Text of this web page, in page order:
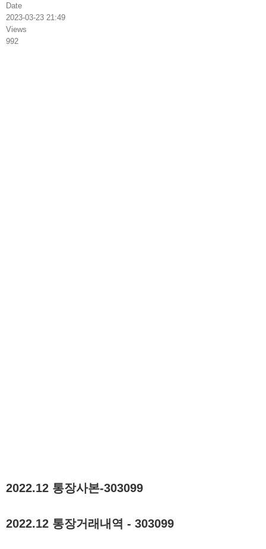
Date
2023-03-23 21:49
Views
992
2022.12 통장사본-303099
2022.12 통장거래내역 - 303099